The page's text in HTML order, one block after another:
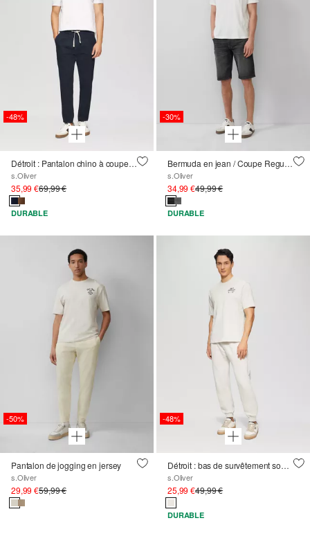
-48%
Détroit : Pantalon chino à coupe décontractée en coton extensible
s.Oliver
35,99 €69,99 €
DURABLE
-30%
Bermuda en jean / Coupe Regular Fit / Taille mi-haute / Straight Leg
s.Oliver
34,99 €49,99 €
DURABLE
-50%
Pantalon de jogging en jersey
s.Oliver
29,99 €59,99 €
-48%
Détroit : bas de survêtement souple à la coupe décontractée
s.Oliver
25,99 €49,99 €
DURABLE